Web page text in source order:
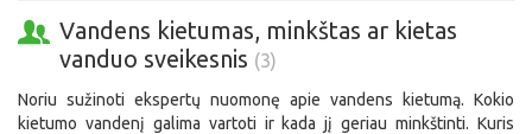
Vandens kietumas, minkštas ar kietas
vanduo sveikesnis (3)
Noriu sužinoti ekspertų nuomonę apie vandens kietumą. Kokio
kietumo vandenį galima vartoti ir kada jį geriau minkštinti. Kuris